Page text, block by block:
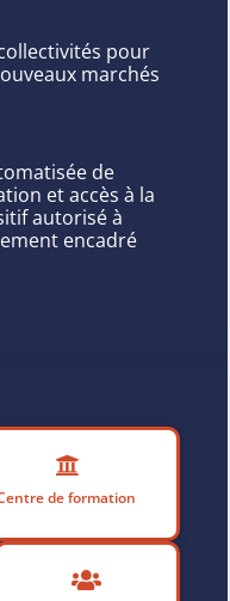
pour
marchés
de
et accès à la
autorisé à
encadré
de formation